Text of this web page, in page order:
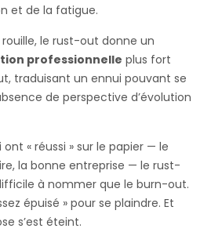
et de la fatigue.
le rust-out donne un
professionnelle plus fort
traduisant un ennui pouvant se
de perspective d’évolution
« réussi » sur le papier — le
la bonne entreprise — le rust-
à nommer que le burn-out.
épuisé » pour se plaindre. Et
s’est éteint.